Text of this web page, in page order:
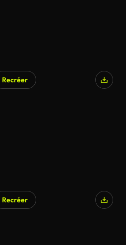
Recréer
Recréer